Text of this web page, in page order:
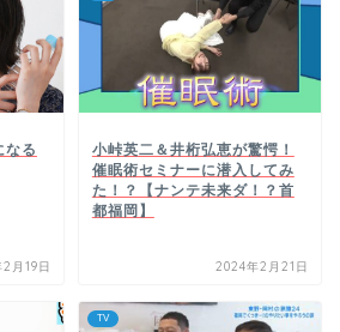
なる
月19日
小峠英二＆井桁弘恵が驚愕！
催眠術セミナーに潜入してみ
た！？【ナンテ未来ダ！？首
都福岡】
2024年2月21日
TV